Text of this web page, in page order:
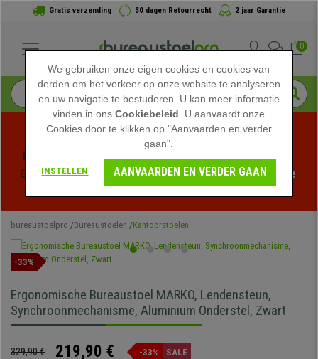
Gratis verzending 30 dagen Retourrecht 2 jaar Garantie
0
Profiteer van de Zomeruitverkoop bij bureaustoelpro!
Exclusieve kortingen voor een beperkte tijd - Bekijk de
bureaustoelpro Bureaustoelen Kantoorstoelen
-33%
Ergonomische Bureaustoel MARKO, Lendensteun,
Synchroonmechanisme, Aluminium Onderstel, Zwart
329,90 € 219,90 € -33% SALE
We gebruiken onze eigen cookies en cookies van
derden om het verkeer op onze website te analyseren
en uw navigatie te bestuderen. U kan meer informatie
vinden in onsCookiebeleid . U aanvaardt onze
Cookies door te klikken op "Aanvaarden en verder
gaan".
INSTELLEN AANVAARDEN EN VERDER GAAN